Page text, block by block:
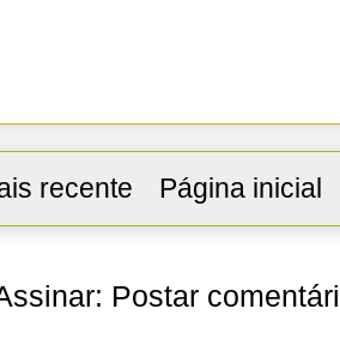
recente Página inicial
Postar